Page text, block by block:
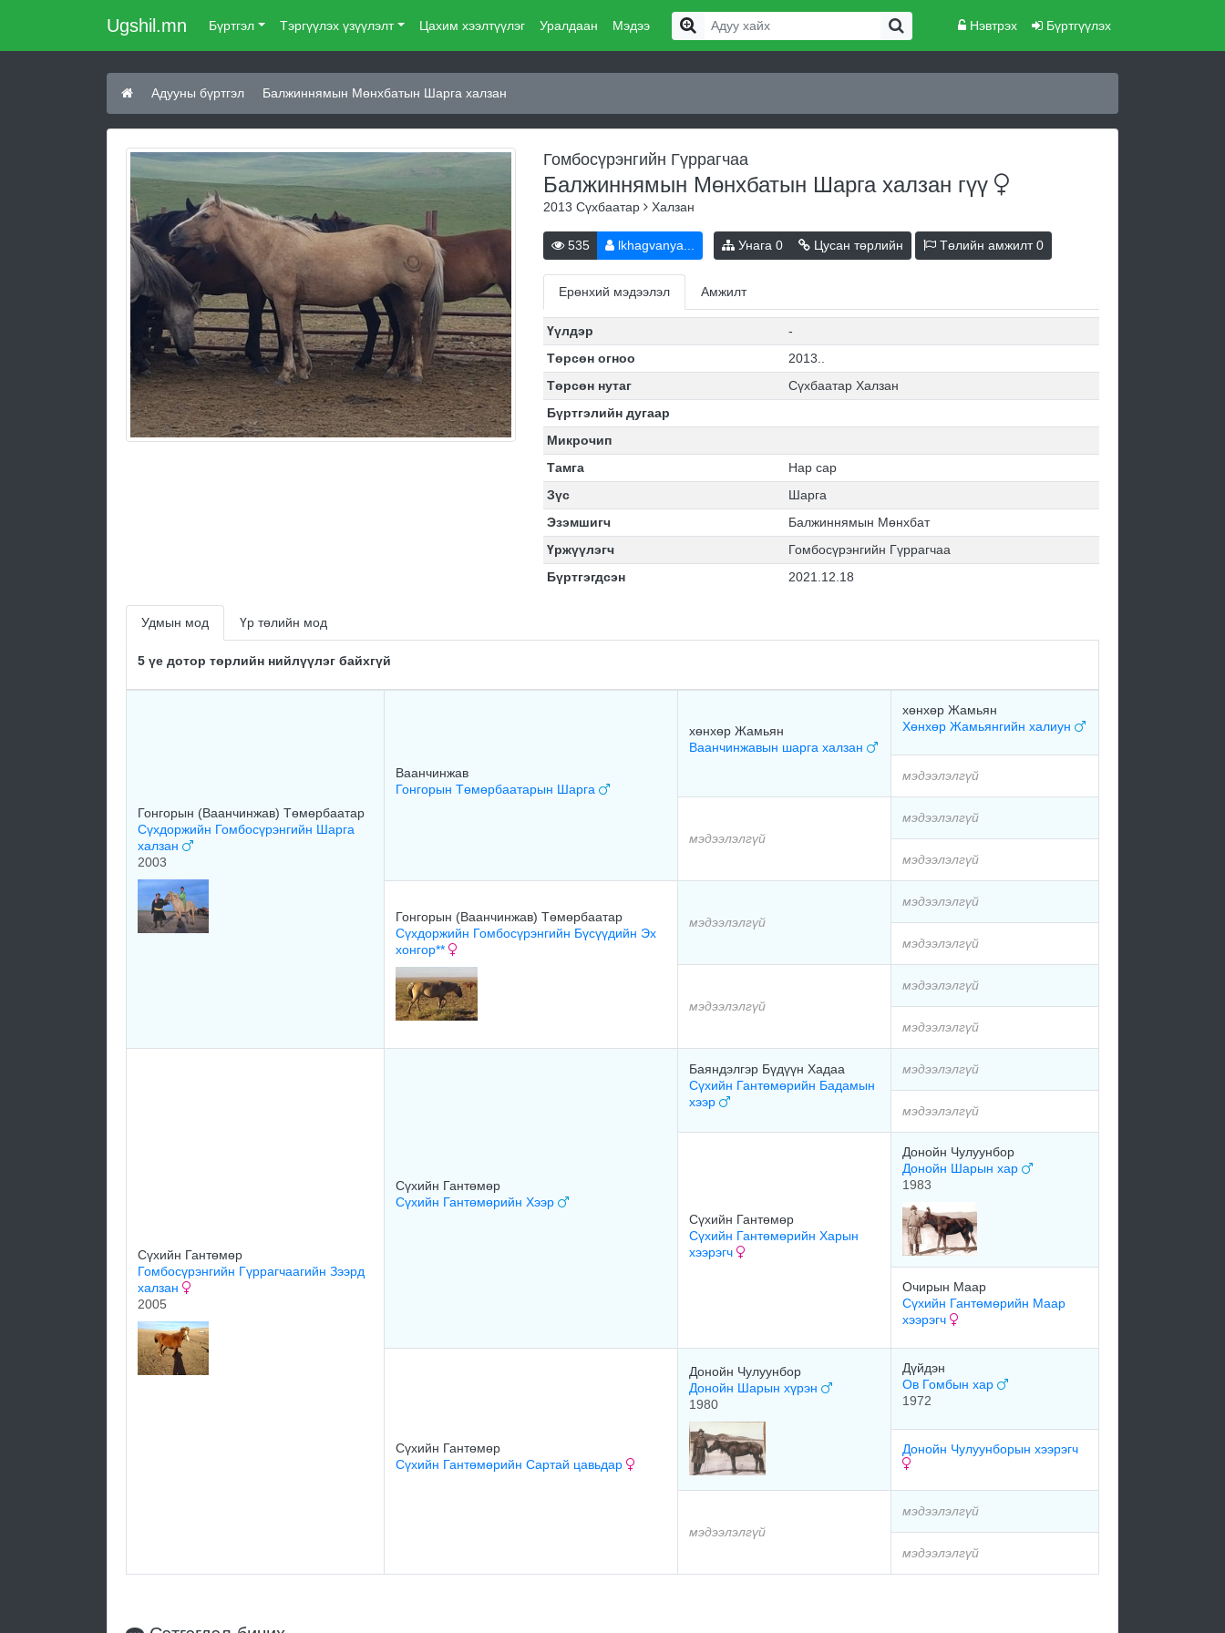
Ugshil.mn Бүртгэл Тэргүүлэх үзүүлэлт Цахим хээлтүүлэг Уралдаан Мэдээ Нэвтрэх Бүртгүүлэх
Адууны бүртгэл Балжиннямын Мөнхбатын Шарга халзан
Гомбосүрэнгийн Гүррагчаа
Балжиннямын Мөнхбатын Шарга халзан гүү
2013 Сүхбаатар Халзан
535 lkhagvanya... Унага 0 Цусан төрлийн Төлийн амжилт0
Ерөнхий мэдээлэл Амжилт
Үүлдэр
-
Төрсөн огноо
2013..
Төрсөн нутаг
Сүхбаатар Халзан
Бүртгэлийн дугаар
Микрочип
Тамга
Нар сар
Зүс
Шарга
Эзэмшигч
Балжиннямын Мөнхбат
Үржүүлэгч
Гомбосүрэнгийн Гүррагчаа
Бүртгэгдсэн
2021.12.18
Удмын мод Үр төлийн мод
5 үе дотор төрлийн нийлүүлэг байхгүй
Гонгорын (Ваанчинжав) Төмөрбаатар
Сүхдоржийн Гомбосүрэнгийн Шарга
халзан
2003
Ваанчинжав
Гонгорын Төмөрбаатарын Шарга
хөнхөр Жамьян
Ваанчинжавын шарга халзан
хөнхөр Жамьян
Хөнхөр Жамьянгийн халиун
мэдээлэлгүй
мэдээлэлгүй
мэдээлэлгүй
мэдээлэлгүй
Гонгорын (Ваанчинжав) Төмөрбаатар
Сүхдоржийн Гомбосүрэнгийн Бүсүүдийн Эх
хонгор**
мэдээлэлгүй
мэдээлэлгүй
мэдээлэлгүй
мэдээлэлгүй
мэдээлэлгүй
мэдээлэлгүй
Сүхийн Гантөмөр
Гомбосүрэнгийн Гүррагчаагийн Зээрд
халзан
2005
Сүхийн Гантөмөр
Сүхийн Гантөмөрийн Хээр
Баяндэлгэр Бүдүүн Хадаа
Сүхийн Гантөмөрийн Бадамын
хээр
мэдээлэлгүй
мэдээлэлгүй
Сүхийн Гантөмөр
Сүхийн Гантөмөрийн Харын
хээрэгч
Донойн Чулуунбор
Донойн Шарын хар
1983
Очирын Маар
Сүхийн Гантөмөрийн Маар
хээрэгч
Сүхийн Гантөмөр
Сүхийн Гантөмөрийн Сартай цавьдар
Донойн Чулуунбор
Донойн Шарын хүрэн
1980
Дүйдэн
Ов Гомбын хар
1972
Донойн Чулуунборын хээрэгч
мэдээлэлгүй
мэдээлэлгүй
мэдээлэлгүй